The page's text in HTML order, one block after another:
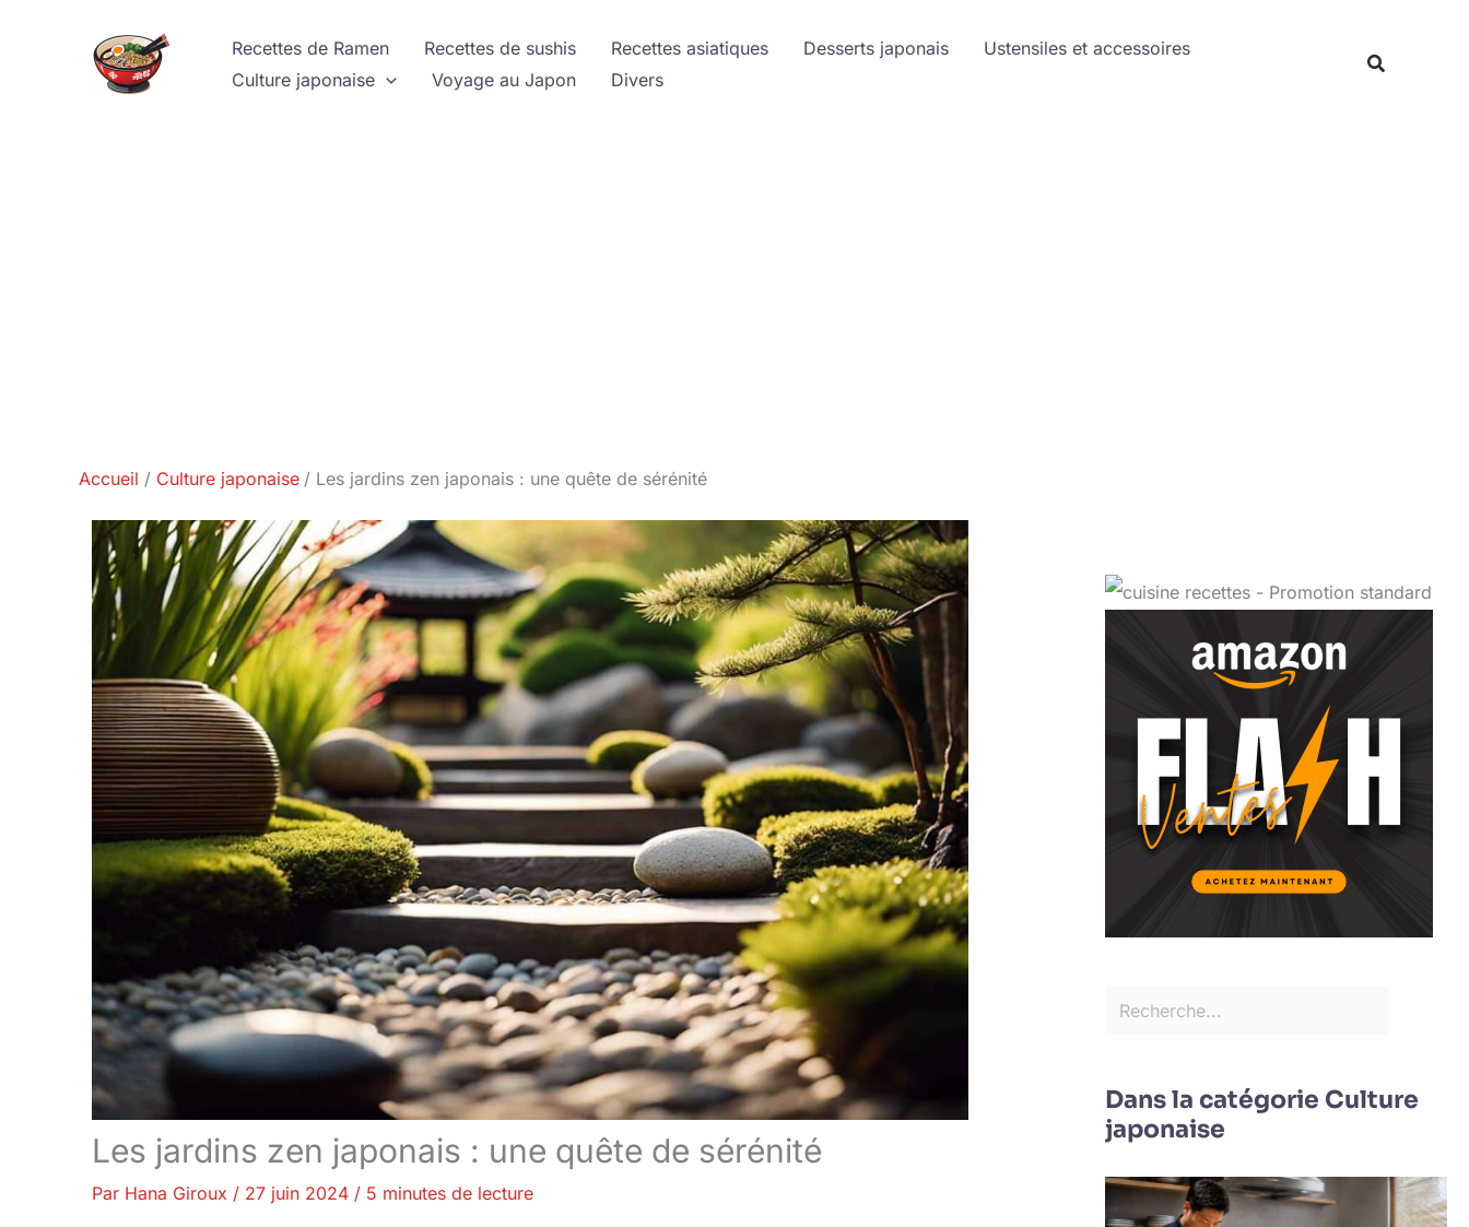
Recettes de Ramen Recettes de sushis Recettes asiatiques Desserts japonais
Ustensiles et accessoires
Culture japonaise
Voyage au Japon Divers
Accueil Culture japonaise Les jardins zen japonais : une quête de sérénité
Les jardins zen japonais : une quête de sérénité
Par Hana Giroux / 27 juin 2024 / 5 minutes de lecture
Dans la catégorie Culture
japonaise